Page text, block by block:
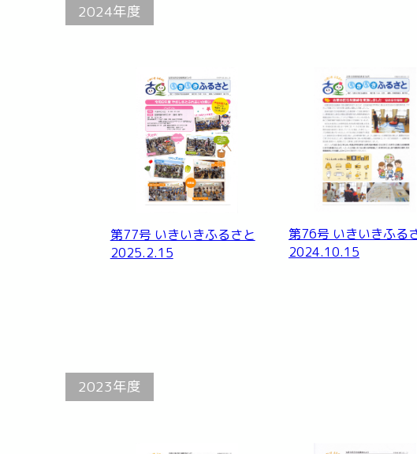
2024年度
第77号 いきいきふるさと
2025.2.15
第76号 いきいきふる
2024.10.15
2023年度